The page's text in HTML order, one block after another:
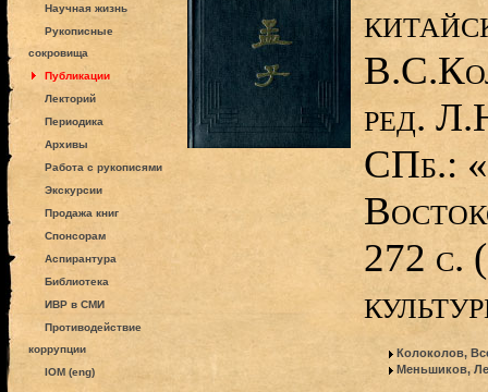
Научная жизнь
Рукописные
сокровища
Публикации
Лекторий
Периодика
Архивы
Работа с рукописями
Экскурсии
Продажа книг
Спонсорам
Аспирантура
Библиотека
ИВР в СМИ
Противодействие
коррупции
IOM (eng)
ред.
СПб.:
272 с.
Колоколов,
Меньшиков,